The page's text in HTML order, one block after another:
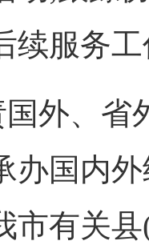
续服务
、省外
办国内
市有关